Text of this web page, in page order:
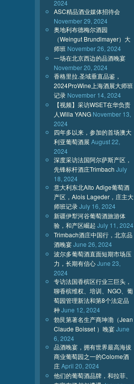
2024
ASC精品酒业媒体招待会
November 29, 2024
奥地利布德梅尔酒园
（Weingut Brundlmayer）大
师班 November 26, 2024
一场在北京西边的品酒晚宴
November 20, 2024
香格里拉.圣域垂直品鉴，
2024ProWine上海酒展大师班
记录 November 14, 2024
【视频】采访WSET在华负责
人Willa YANG November 13,
2024
四年多以来，参加的首场澳大
利亚葡萄酒展 August 22,
2024
深度采访法国阿尔萨斯产区，
先锋标杆酒庄Trimbach July
18, 2024
意大利东北Alto Adige葡萄酒
产区，Alois Lageder，庄主大
师班记录July 16, 2024
新疆伊犁河谷葡萄酒旅游体
验，和产区崛起 July 11, 2024
Trimbach酒庄中国行，北京品
酒晚宴June 26, 2024
波尔多葡萄酒直面短期市场压
力，长期有信心June 23,
2024
专访法国香槟区行业三巨头，
聊香槟维权、培训、NGO、葡
萄园管理新法和第8个法定品
种June 12, 2024
勃艮第著名生产商坤渤（Jean
Claude Boisset ）晚宴June
6, 2024
品酒晚宴，拥有世界最高海拔
商业葡萄园之一的Colome酒
庄April 20, 2024
他们的葡萄酒品牌，和拉菲、